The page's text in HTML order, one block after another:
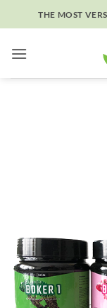
to
THE MOST